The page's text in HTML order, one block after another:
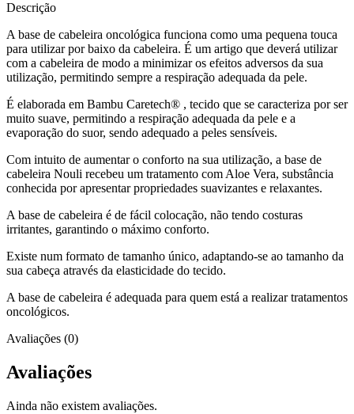
Descrição
A base de cabeleira oncológica funciona como uma pequena touca
para utilizar por baixo da cabeleira. É um artigo que deverá utilizar
com a cabeleira de modo a minimizar os efeitos adversos da sua
utilização, permitindo sempre a respiração adequada da pele.
É elaborada em Bambu Caretech® , tecido que se caracteriza por ser
muito suave, permitindo a respiração adequada da pele e a
evaporação do suor, sendo adequado a peles sensíveis.
Com intuito de aumentar o conforto na sua utilização, a base de
cabeleira Nouli recebeu um tratamento com Aloe Vera, substância
conhecida por apresentar propriedades suavizantes e relaxantes.
A base de cabeleira é de fácil colocação, não tendo costuras
irritantes, garantindo o máximo conforto.
Existe num formato de tamanho único, adaptando-se ao tamanho da
sua cabeça através da elasticidade do tecido.
A base de cabeleira é adequada para quem está a realizar tratamentos
oncológicos.
Avaliações (0)
Avaliações
Ainda não existem avaliações.